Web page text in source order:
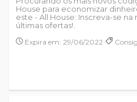
House para economizar
este - All House: Inscreva-se
últimas ofertas!.
Expira em: 29/06/2022